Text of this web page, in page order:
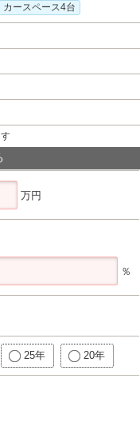
カースペース4台
万円
％
25年 20年